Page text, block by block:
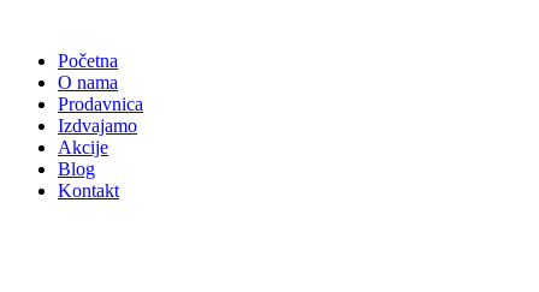
sadržajPočetna
O nama
Prodavnica
Izdvajamo
Akcije
Blog
Kontakt